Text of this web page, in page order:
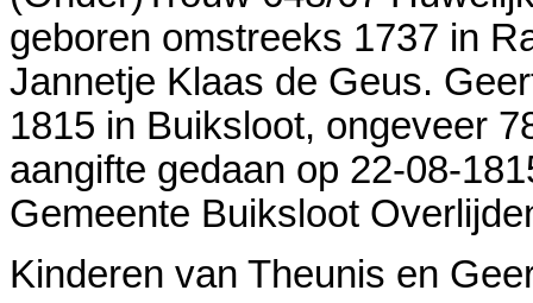
geboren omstreeks 1737 in
Jannetje Klaas de Geus.
1815 in Buiksloot, ongeveer
aangifte gedaan op 22-08-
Gemeente Buiksloot
Kinderen van Theunis en